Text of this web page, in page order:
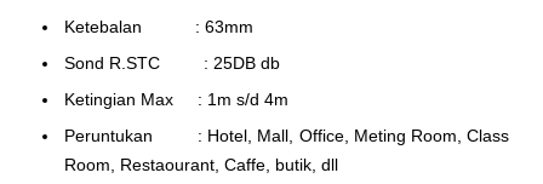
Ketebalan : 63mm
Sond R.STC : 25DB db
Ketingian Max : 1m s/d 4m
Peruntukan : Hotel, Mall, Office, Meting Room, Class
Room, Restaourant, Caffe, butik, dll